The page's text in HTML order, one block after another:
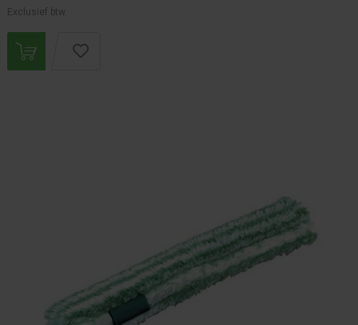
Exclusief btw.